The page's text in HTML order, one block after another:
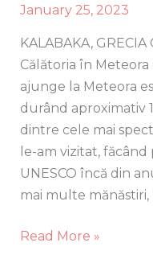
January 25, 2023
KALABAKA,
Călătoria în Meteora
ajunge la Meteora
durând aproximativ
dintre cele mai
le-am vizitat,
UNESCO încă din
mai multe mănăstiri,
Read More »